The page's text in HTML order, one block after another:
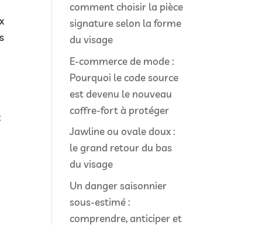
comment choisir la pièce
signature selon la forme
du visage
E-commerce de mode :
Pourquoi le code source
est devenu le nouveau
coffre-fort à protéger
Jawline ou ovale doux :
le grand retour du bas
du visage
Un danger saisonnier
sous-estimé :
comprendre, anticiper et